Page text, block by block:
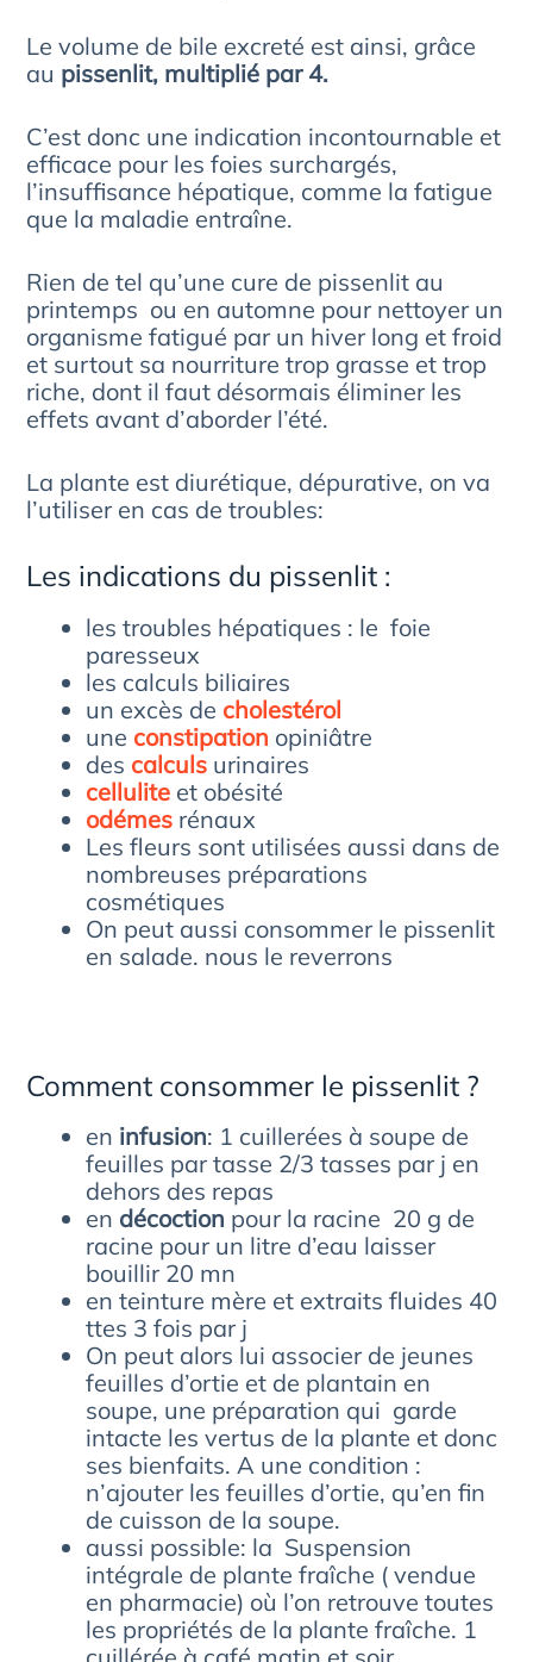
Le volume de bile excreté est ainsi, grâce
au pissenlit, multiplié par 4.
C’est donc une indication incontournable et
efficace pour les foies surchargés,
l’insuffisance hépatique, comme la fatigue
que la maladie entraîne.
Rien de tel qu’une cure de pissenlit au
printemps ou en automne pour nettoyer un
organisme fatigué par un hiver long et froid
et surtout sa nourriture trop grasse et trop
riche, dont il faut désormais éliminer les
effets avant d’aborder l’été.
La plante est diurétique, dépurative, on va
l’utiliser en cas de troubles:
Les indications du pissenlit :
les troubles hépatiques : le foie
paresseux
les calculs biliaires
un excès de cholestérol
une constipation opiniâtre
des calculs urinaires
cellulite et obésité
odémes rénaux
Les fleurs sont utilisées aussi dans de
nombreuses préparations
cosmétiques
On peut aussi consommer le pissenlit
en salade. nous le reverrons
Comment consommer le pissenlit ?
en infusion: 1 cuillerées à soupe de
feuilles par tasse 2/3 tasses par j en
dehors des repas
en décoction pour la racine 20 g de
racine pour un litre d’eau laisser
bouillir 20 mn
en teinture mère et extraits fluides 40
ttes 3 fois par j
On peut alors lui associer de jeunes
feuilles d’ortie et de plantain en
soupe, une préparation qui garde
intacte les vertus de la plante et donc
ses bienfaits. A une condition :
n’ajouter les feuilles d’ortie, qu’en fin
de cuisson de la soupe.
aussi possible: la Suspension
intégrale de plante fraîche ( vendue
en pharmacie) où l’on retrouve toutes
les propriétés de la plante fraîche. 1